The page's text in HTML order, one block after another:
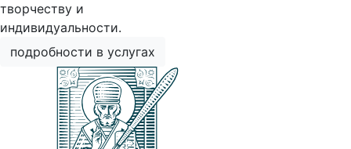
творчеству и
индивидуальности.
подробности в услугах